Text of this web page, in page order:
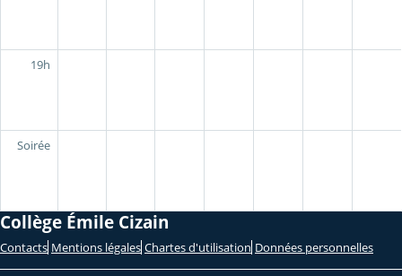
19h
Soirée
Collège Émile Cizain
Contacts Mentions légales Chartes d'utilisation Données personnelles